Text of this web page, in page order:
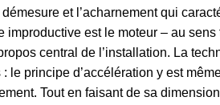
et l’acharnement qui
improductive est le moteur – au
central de l’installation. La
le principe d’accélération y est
Tout en faisant de sa